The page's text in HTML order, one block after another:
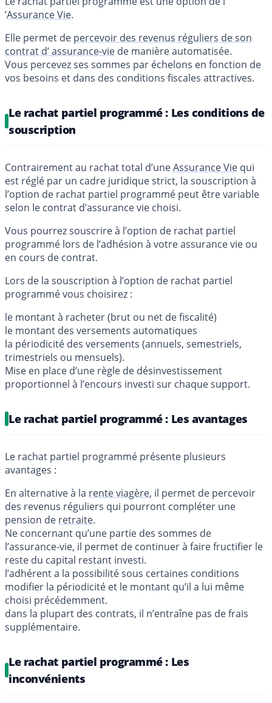
’Assurance Vie.
Elle permet de percevoir des revenus réguliers de son
contrat d’ assurance-vie de manière automatisée.
Vous percevez ses sommes par échelons en fonction de
vos besoins et dans des conditions fiscales attractives.
Le rachat partiel programmé : Les conditions de
souscription
Contrairement au rachat total d’uneAssurance Vie qui
est réglé par un cadre juridique strict, la souscription à
l’option de rachat partiel programmé peut être variable
selon le contrat d’assurance vie choisi.
Vous pourrez souscrire à l’option de rachat partiel
programmé lors de l’adhésion à votre assurance vie ou
en cours de contrat.
Lors de la souscription à l’option de rachat partiel
programmé vous choisirez :
le montant à racheter (brut ou net de fiscalité)
le montant des versements automatiques
la périodicité des versements (annuels, semestriels,
trimestriels ou mensuels).
Mise en place d’une règle de désinvestissement
proportionnel à l’encours investi sur chaque support.
Le rachat partiel programmé : Les avantages
Le rachat partiel programmé présente plusieurs
avantages :
En alternative à la rente viagère, il permet de percevoir
des revenus réguliers qui pourront compléter une
pension de retraite.
Ne concernant qu’une partie des sommes de
l’assurance-vie, il permet de continuer à faire fructifier le
reste du capital restant investi.
l’adhérent a la possibilité sous certaines conditions
modifier la périodicité et le montant qu’il a lui même
choisi précédemment.
dans la plupart des contrats, il n’entraîne pas de frais
supplémentaire.
Le rachat partiel programmé : Les
inconvénients